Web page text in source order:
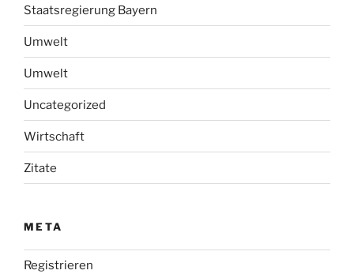
Staatsregierung Bayern
Umwelt
Umwelt
Uncategorized
Wirtschaft
Zitate
META
Registrieren